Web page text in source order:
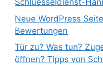
Schluesseldienst-
Neue WordPress
Bewertungen
Tür zu? Was tun?
öffnen? Tipps von